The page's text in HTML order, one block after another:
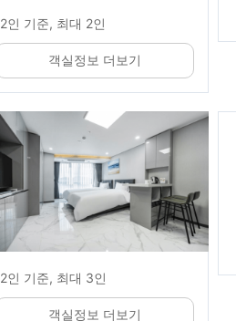
2인 기준, 최대 2인
객실정보 더보기
2인 기준, 최대 3인
객실정보 더보기